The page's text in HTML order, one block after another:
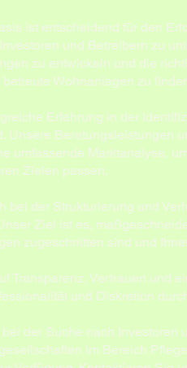
ist entscheidend für den
und Betreibern zu
zu entwickeln und die
Wohnanlagen zu
Erfahrung in der
Unsere Beratungsleistungen
umfassende Marktanalyse,
Zielen passen.
bei der Strukturierung und
Ziel ist es,
zugeschnitten sind und
Transparenz, Vertrauen und
und Diskretion
der Suche nach
im Bereich